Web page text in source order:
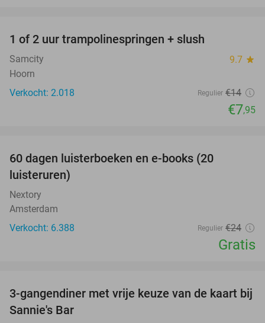
1 of 2 uur trampolinespringen + slush
Samcity 9.7 star
Hoorn
Verkocht: 2.018
Regulier €14
€7,95
60 dagen luisterboeken en e-books (20
luisteruren)
Nextory
Amsterdam
Verkocht: 6.388
Regulier €24
Gratis
40%
3-gangendiner met vrije keuze van de kaart bij
Sannie's Bar